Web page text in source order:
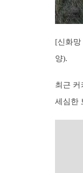
[신화망
양).
최근 커
세심한